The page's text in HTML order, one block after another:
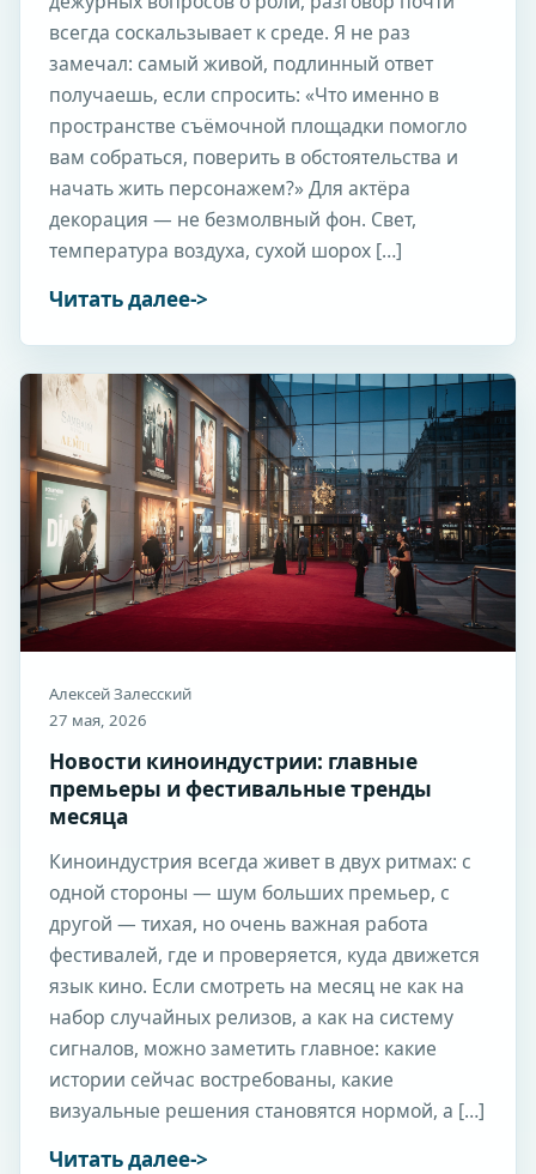
всегда соскальзывает к среде. Я не раз
замечал: самый живой, подлинный ответ
получаешь, если спросить: «Что именно в
пространстве съёмочной площадки помогло
вам собраться, поверить в обстоятельства и
начать жить персонажем?» Для актёра
декорация — не безмолвный фон. Свет,
температура воздуха, сухой шорох […]
Читать далее
Алексей Залесский
27 мая, 2026
Новости киноиндустрии: главные
премьеры и фестивальные тренды
месяца
Киноиндустрия всегда живет в двух ритмах: с
одной стороны — шум больших премьер, с
другой — тихая, но очень важная работа
фестивалей, где и проверяется, куда движется
язык кино. Если смотреть на месяц не как на
набор случайных релизов, а как на систему
сигналов, можно заметить главное: какие
истории сейчас востребованы, какие
визуальные решения становятся нормой, а […]
Читать далее